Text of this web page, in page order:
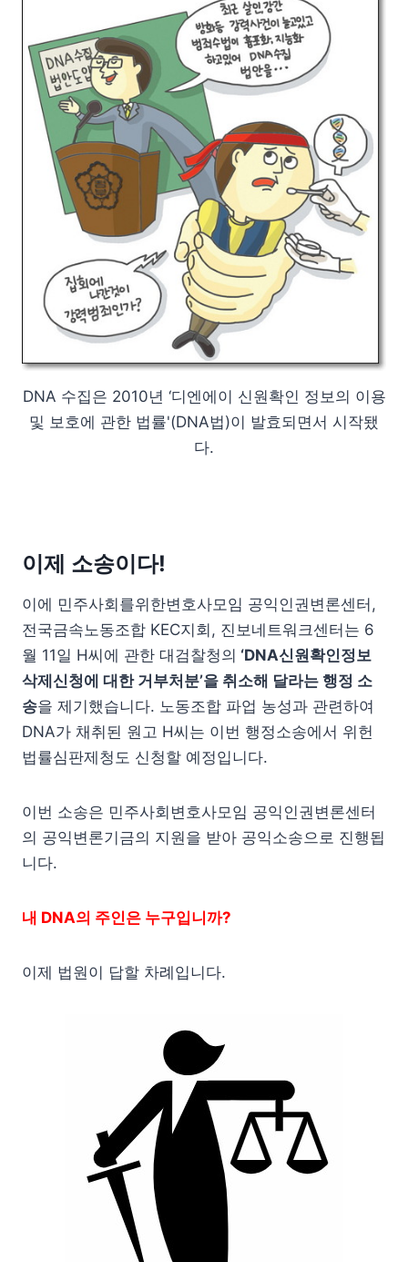
DNA 수집은 2010년 ‘디엔에이 신원확인 정보의 이용
및 보호에 관한 법률'(DNA법)이 발효되면서 시작됐
다.
이제 소송이다!
이에 민주사회를위한변호사모임 공익인권변론센터,
전국금속노동조합 KEC지회, 진보네트워크센터는 6
월 11일 H씨에 관한 대검찰청의 ‘DNA신원확인정보
삭제신청에 대한 거부처분’을 취소해 달라는 행정 소
송을 제기했습니다. 노동조합 파업 농성과 관련하여
DNA가 채취된 원고 H씨는 이번 행정소송에서 위헌
법률심판제청도 신청할 예정입니다.
이번 소송은 민주사회변호사모임 공익인권변론센터
의 공익변론기금의 지원을 받아 공익소송으로 진행됩
니다.
내 DNA의 주인은 누구입니까?
이제 법원이 답할 차례입니다.